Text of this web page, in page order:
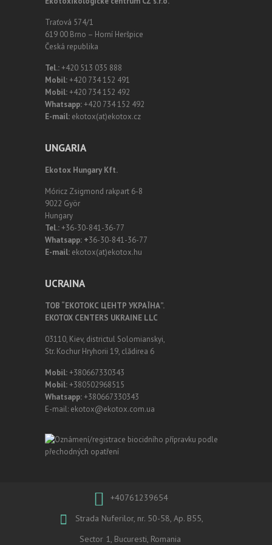
Traťová 574/1
619 00 Brno – Horní Heršpice
Česká republika
Tel.:+420 513 035 888
Mobil:+420 734 152 491
Mobil:+420 734 152 492
Whatsapp:+420 734 152 492
E-mail: ekotox(at)ekotox.cz
UNGARIA
Ekotox Hungary Kft.
Móricz Zsigmond rakpart 6-8
9022 Györ
Hungary
Tel.:+36-30-841-36-77
Whatsapp: +36-30-841-36-77
E-mail: ekotox(at)ekotox.hu
UCRAINA
ТОВ “ЕКОТОКС ЦЕНТР УКРАЇНА”.
EKOTOX CENTERS UKRAINE LLC
03110, Kiev, districtul Solomianskyi,
Str. Kochur Hryhorii 19, clădirea 6
Mobil:+380667330343
Mobil:+380502968515
Whatsapp:+380667330343
E-mail: ekotox@ekotox.com.ua
+40761239654
Strada Nuferilor, nr. 50-58, Ap. B55,
Sector 1, Bucuresti, Romania